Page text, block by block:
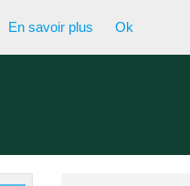
En savoir plus Ok